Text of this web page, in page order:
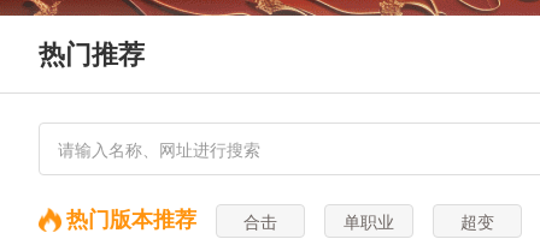
热门推荐
热门版本推荐 合击 单职业 超变